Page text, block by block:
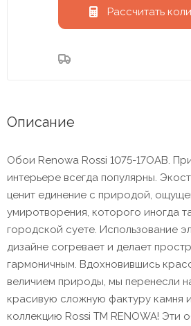
Рассчитать
Описание
Обои Renowa Rossi 1075-17ОАВ.
интерьере всегда популярны.
ценит единение с природой,
умиротворения, которого иногда
городской суете. Использование
дизайне согревает и делает
гармоничным. Вдохновившись
величием природы, мы перенесли
красивую сложную фактуру камня
коллекцию Rossi ТМ RENOWA! Эти